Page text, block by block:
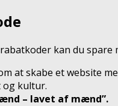
kan du
at skabe et website
og kultur.
– lavet af mænd”.